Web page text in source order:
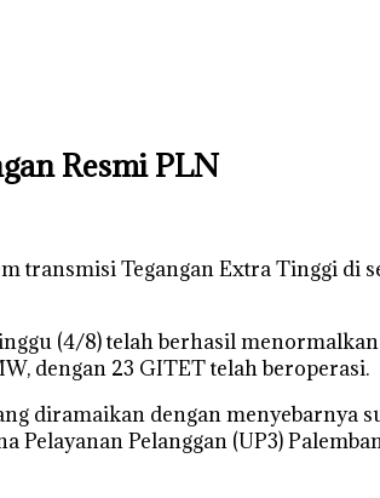
Resmi PLN
transmisi Tegangan Extra Tinggi di
(4/8) telah berhasil
dengan 23 GITET telah beroperasi.
diramaikan dengan
Pelayanan Pelanggan (UP3)